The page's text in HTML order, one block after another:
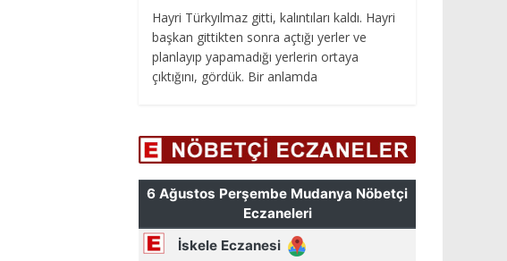
Hayri Türkyılmaz gitti, kalıntıları kaldı. Hayri
başkan gittikten sonra açtığı yerler ve
planlayıp yapamadığı yerlerin ortaya
çıktığını, gördük. Bir anlamda